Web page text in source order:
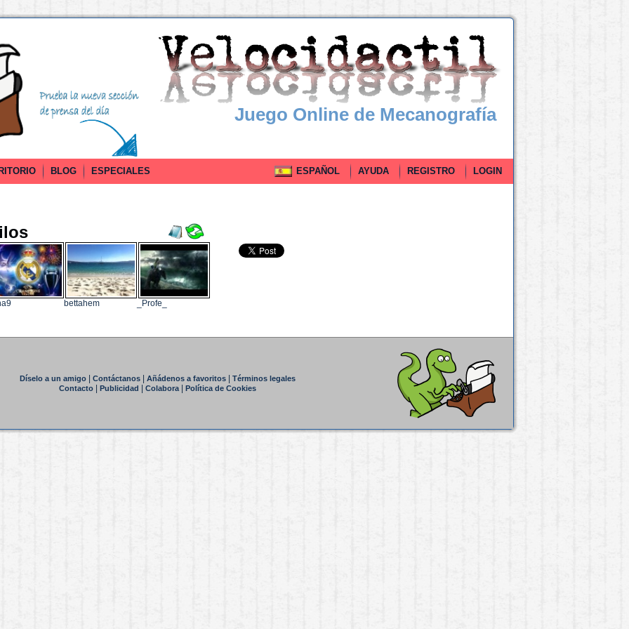
Juego Online de Mecanografía
BLOG ESPECIALES ESPAÑOL AYUDA REGISTRO LOGIN
bettahem _Profe_
Díselo a un amigo| Contáctanos| Añádenos a favoritos|
Términos legales
Contacto| Publicidad Colabora| Política de Cookies